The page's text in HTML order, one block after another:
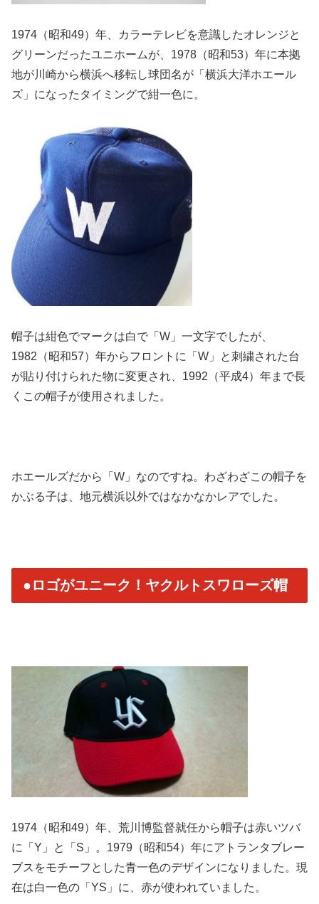
1974（昭和49）年、カラーテレビを意識したオレンジと
グリーンだったユニホームが、1978（昭和53）年に本拠
地が川崎から横浜へ移転し球団名が「横浜大洋ホエール
ズ」になったタイミングで紺一色に。
帽子は紺色でマークは白で「W」一文字でしたが、
1982（昭和57）年からフロントに「W」
と刺繍された台
が貼り付けられた物に変更され、1992（平成4）年まで長
くこの帽子が使用されました。
ホエールズだから「W」なのですね。 わざわざこの帽子を
かぶる子は、 地元横浜以外ではなかなかレアでした。
●ロゴがユニーク！ヤクルトスワローズ帽
1974（昭和49）年、荒川博監督就任から帽子は赤いツバ
に「 Y」と「S」。1979（昭和54） 年にアトランタブレー
ブスをモチーフとした青一色のデザインにな りました。現
在は白一色の「YS」に、赤が使われていました。